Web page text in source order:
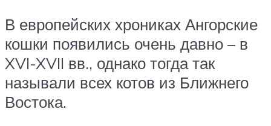
В европейских хрониках Ангорские
кошки появились очень давно – в
XVI-XVII вв., однако тогда так
называли всех котов из Ближнего
Востока.